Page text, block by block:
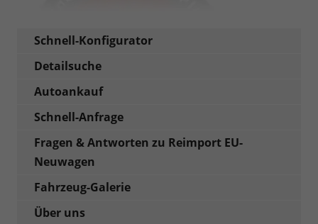
Schnell-Konfigurator
Detailsuche
Autoankauf
Schnell-Anfrage
Fragen & Antworten zu Reimport EU-
Neuwagen
Fahrzeug-Galerie
Über uns